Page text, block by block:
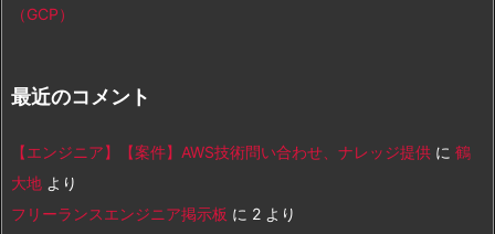
（GCP）
最近のコメント
【エンジニア】【案件】AWS技術問い合わせ、ナレッジ提供 に 鶴
大地 より
フリーランスエンジニア掲示板 に 2 より